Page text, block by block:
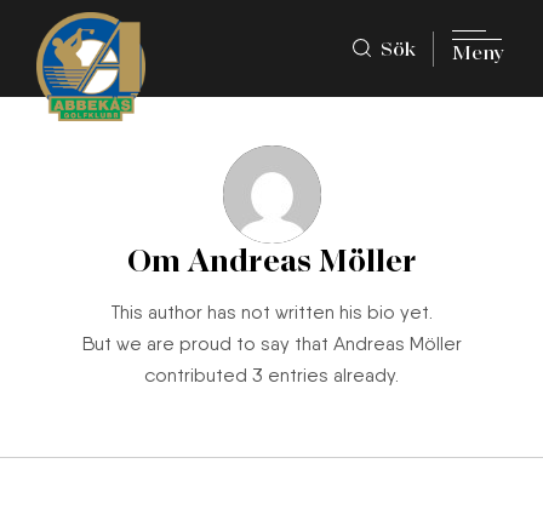
Sök Meny
OmAndreas Möller
This author has not written his bio yet.
But we are proud to say that Andreas Möller
contributed 3 entries already.